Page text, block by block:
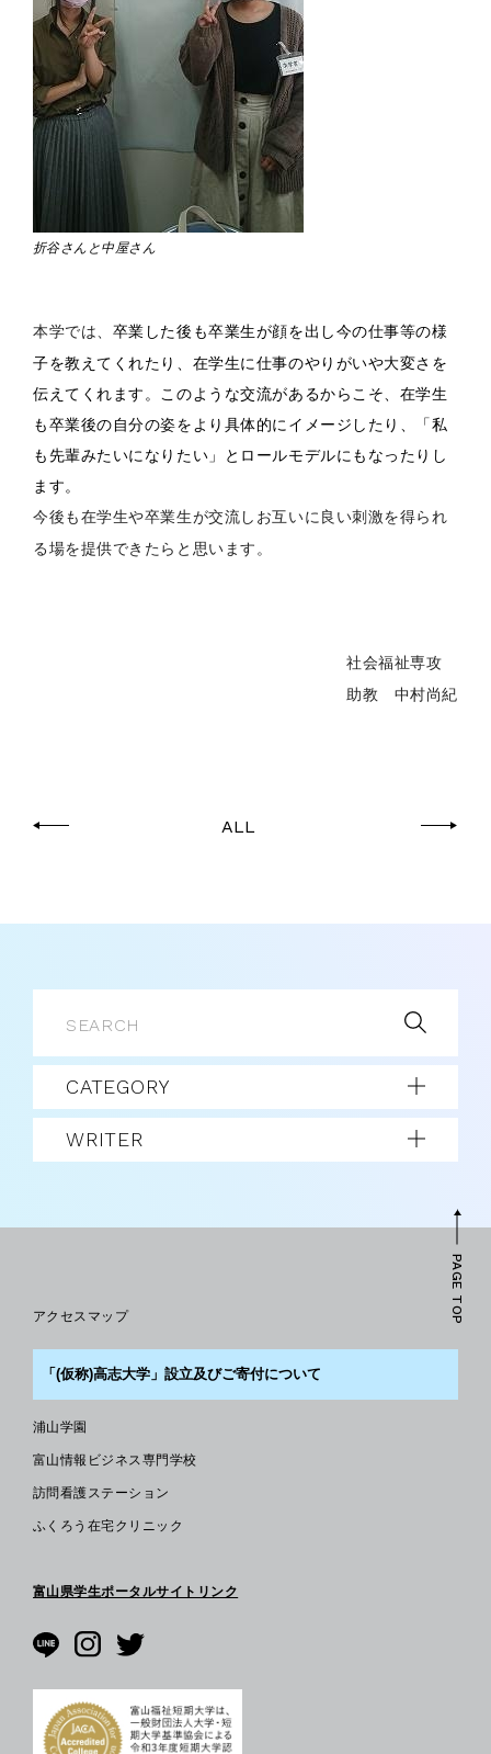
折谷さんと中屋さん
本学では、 卒業した後も卒業生が顔を出し今の仕事等の様
子を教えてくれたり
、在学生に仕事のやりがいや大変さを
伝えてくれます。 このような交流があるからこそ、 在学生
も卒業後の自分の姿をより具体的にイメージしたり、「私
も先輩みたいになりたい」とロールモデルにもなったりし
ます。
今後も在学生や卒業生が交流しお互いに良い刺激を得られ
る場を提供できたらと思います。
社会福祉専攻
助教 中村尚紀
ALL
CATEGORY
WRITER
アクセスマップ
「(仮称)高志大学」設立及びご寄付について
浦山学園
富山情報ビジネス専門学校
訪問看護ステーション
ふくろう在宅クリニック
富山県学生ポータルサイトリンク
PAGE TOP